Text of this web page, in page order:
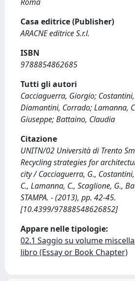
Casa editrice (Publisher)
ARACNE editrice S.r.l.
ISBN
9788854862685
Tutti gli autori
Cacciaguerra, Giorgio;
Diamantini, Corrado; Lamanna,
Giuseppe; Battaino, Claudia
Citazione
UNITN/02 Università di Trento
Recycling strategies for
city / Cacciaguerra, G.,
C., Lamanna, C., Scaglione, G.,
STAMPA. - (2013), pp. 42-45.
[10.4399/97888548626852]
Appare nelle tipologie:
02.1 Saggio su volume
libro (Essay or Book Chapter)